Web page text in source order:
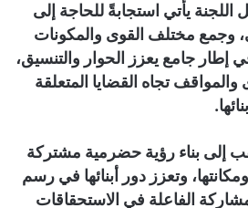
يأتي استجابةً للحاجة إلى
وجمع مختلف القوى والمكونات
إطار جامع يعزز الحوار والتنسيق،
تجاه القضايا المتعلقة
إلى بناء رؤية حضرمية مشتركة
وتعزز دور أبنائها في رسم
الفاعلة في الاستحقاقات